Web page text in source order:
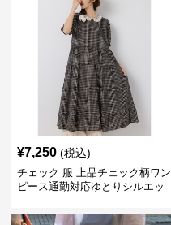
¥7,250 (税込)
チェック 服 上品チェック柄ワン
ピース通勤対応ゆとりシルエッ